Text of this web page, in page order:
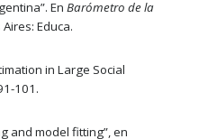
En Barómetro de la
Educa.
in Large Social
101.
and model fitting”, en